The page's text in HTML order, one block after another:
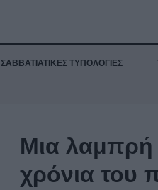
ΣΑΒΒΑΤΙΑΤΙΚΕΣ ΤΥΠΟΛΟΓΙΕΣ
Μια λαμπρή
χρόνια του